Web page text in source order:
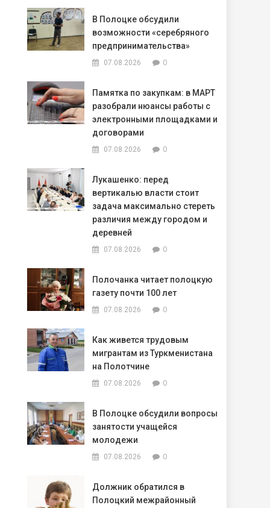
В Полоцке обсудили
возможности «серебряного
предпринимательства»
07.08.2026 0
Памятка по закупкам: в МАРТ
разобрали нюансы работы с
электронными площадками и
договорами
07.08.2026 0
Лукашенко: перед
вертикалью власти стоит
задача максимально стереть
различия между городом и
деревней
07.08.2026 0
Полочанка читает полоцкую
газету почти 100 лет
07.08.2026 0
Как живется трудовым
мигрантам из Туркменистана
на Полотчине
07.08.2026 0
В Полоцке обсудили вопросы
занятости учащейся
молодежи
07.08.2026 0
Должник обратился в
Полоцкий межрайонный